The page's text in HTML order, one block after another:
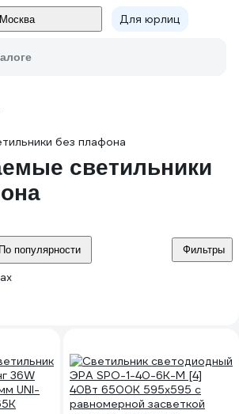
Москва Для юрлиц
без плафона
светильники
По популярности Фильтры